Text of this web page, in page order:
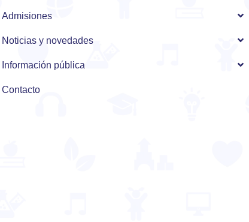
Admisiones
Noticias y novedades
Información pública
Contacto